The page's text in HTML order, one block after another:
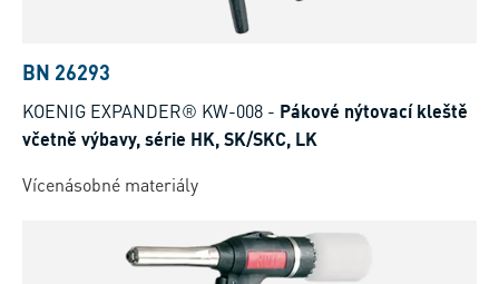
BN 26293
KOENIG EXPANDER® KW-008 - Pákové nýtovací kleště
včetně výbavy, série HK, SK/SKC, LK
Vícenásobné materiály